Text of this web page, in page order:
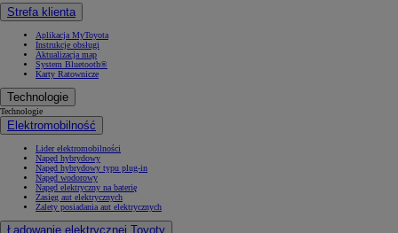
Strefa klienta
Aplikacja MyToyota
Instrukcje obsługi
Aktualizacja map
System Bluetooth®
Karty Ratownicze
Technologie
Technologie
Elektromobilność
Lider elektromobilności
Napęd hybrydowy
Napęd hybrydowy typu plug-in
Napęd wodorowy
Napęd elektryczny na baterię
Zasięg aut elektrycznych
Zalety posiadania aut elektrycznych
Ładowanie elektrycznej Toyoty